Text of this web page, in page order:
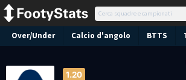
Over/Under Calcio d'angolo BTTS
1.20